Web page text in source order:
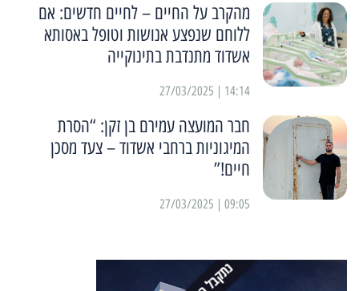
מהקרב על החיים – לחיים חדשים: אם
ללוחם שנפצע אנושות וטופל באסותא
אשדוד מתנדבת בתינוקייה
14:14 | 27/03/2025
חבר המועצה עמירם בן זקן: “הסרת
המיגוניות ברחבי אשדוד – צעד מסכן
חיים!”
09:05 | 27/03/2025